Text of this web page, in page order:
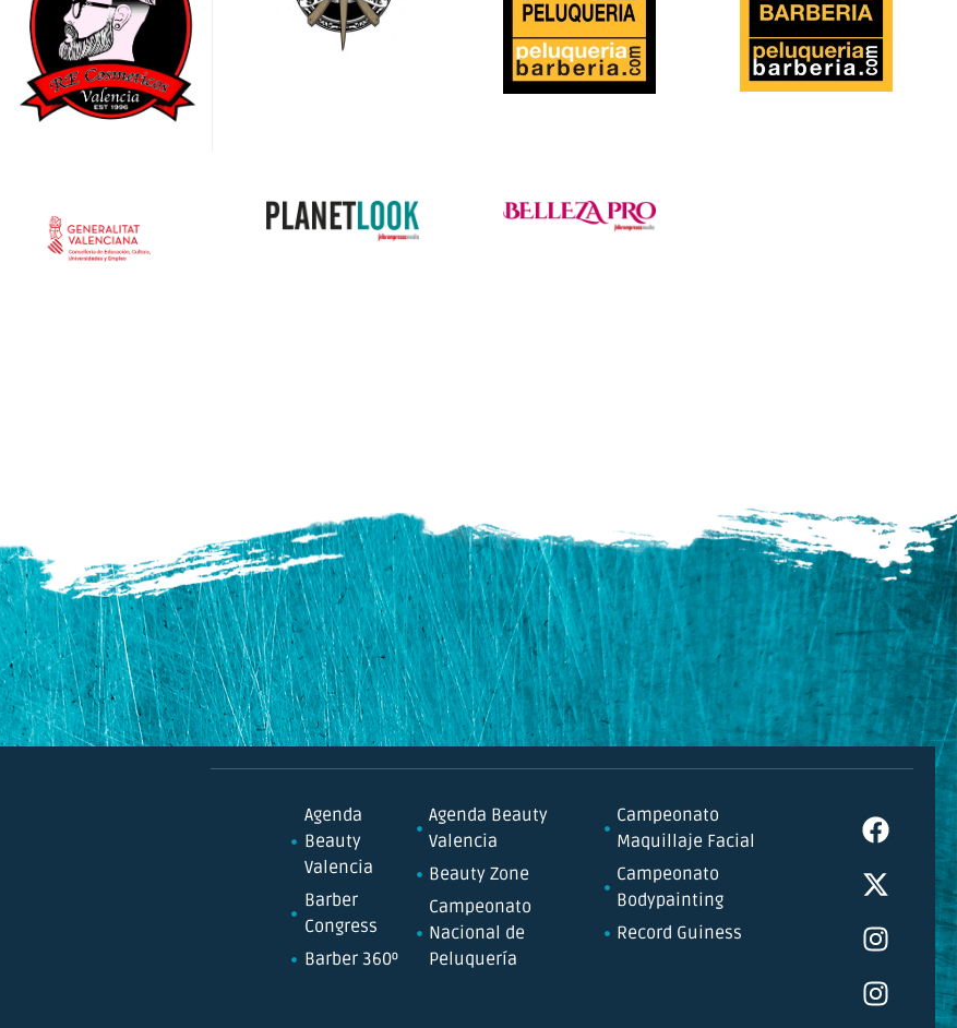
Agenda
Beauty
Valencia
Barber
Congress
Barber 360º
Agenda Beauty
Valencia
Beauty Zone
Campeonato
Nacional de
Peluquería
Campeonato
Maquillaje Facial
Campeonato
Bodypainting
Record Guiness